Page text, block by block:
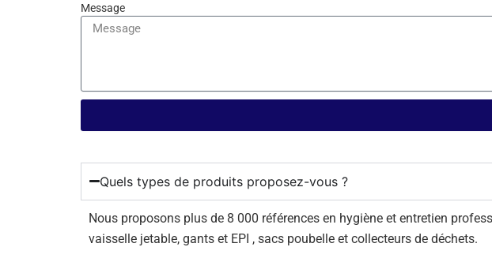
Message
Quels types de produits proposez-vous ?
Nous proposons plus de 8 000 références en hygiène et entretien
vaisselle jetable, gants et EPI , sacs poubelle et collecteurs de déchets.